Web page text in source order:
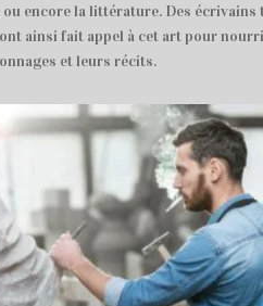
encore la littérature. Des
ainsi fait appel à cet art pour
et leurs récits.